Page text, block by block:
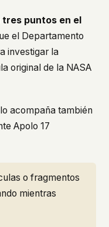
tres puntos en el
el Departamento
investigar la
original de la NASA
acompaña también
Apolo 17
o fragmentos
mientras